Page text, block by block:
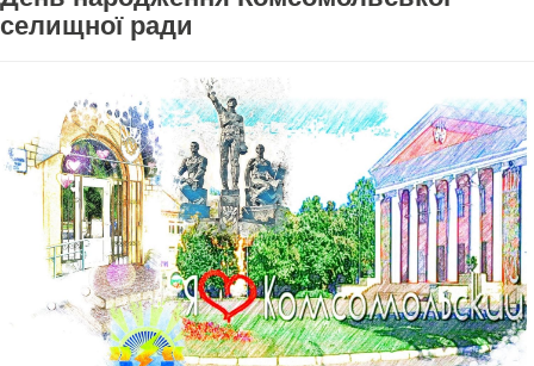
селищної ради